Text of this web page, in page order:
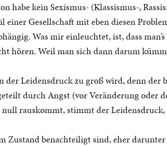
habe kein Sexismus- (Klassismus-,
einer Gesellschaft mit eben diesen
Was mir einleuchtet, ist, dass
hören. Weil man sich dann darum
Leidensdruck zu groß wird, denn der
durch Angst (vor Veränderung oder
rauskommt, stimmt der
Zustand benachteiligt sind, eher